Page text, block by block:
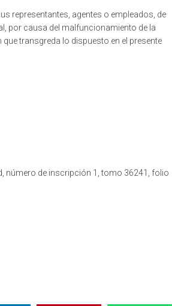
representantes, agentes o empleados, de
por causa del malfuncionamiento de la
transgreda lo dispuesto en el presente
número de inscripción 1, tomo 36241, folio